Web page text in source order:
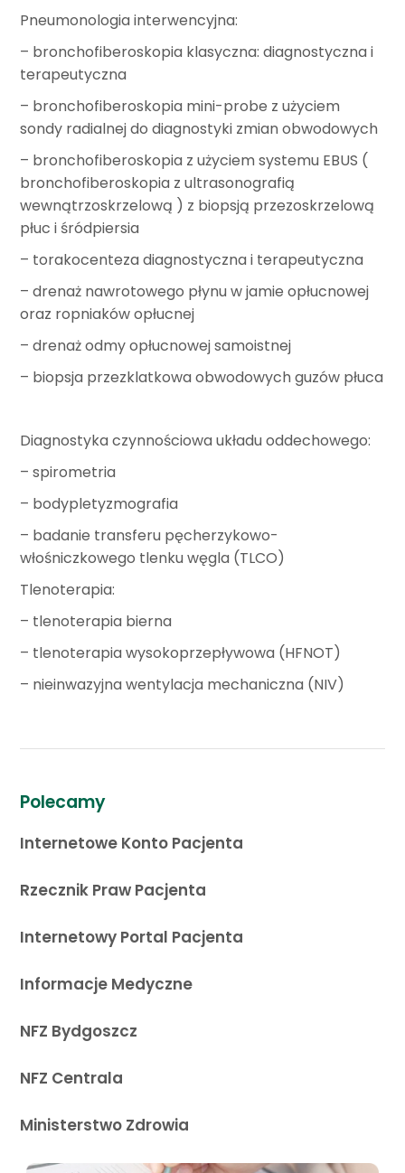
Pneumonologia interwencyjna:
– bronchofiberoskopia klasyczna: diagnostyczna i
terapeutyczna
– bronchofiberoskopia mini-probe z użyciem
sondy radialnej do diagnostyki zmian obwodowych
– bronchofiberoskopia z użyciem systemu EBUS (
bronchofiberoskopia z ultrasonografią
wewnątrzoskrzelową ) z biopsją przezoskrzelową
płuc i śródpiersia
– torakocenteza diagnostyczna i terapeutyczna
– drenaż nawrotowego płynu w jamie opłucnowej
oraz ropniaków opłucnej
– drenaż odmy opłucnowej samoistnej
– biopsja przezklatkowa obwodowych guzów płuca
Diagnostyka czynnościowa układu oddechowego:
– spirometria
– bodypletyzmografia
– badanie transferu pęcherzykowo-
włośniczkowego tlenku węgla (TLCO)
Tlenoterapia:
– tlenoterapia bierna
– tlenoterapia wysokoprzepływowa (HFNOT)
– nieinwazyjna wentylacja mechaniczna (NIV)
Polecamy
Internetowe Konto Pacjenta
Rzecznik Praw Pacjenta
Internetowy Portal Pacjenta
Informacje Medyczne
NFZ Bydgoszcz
NFZ Centrala
Ministerstwo Zdrowia